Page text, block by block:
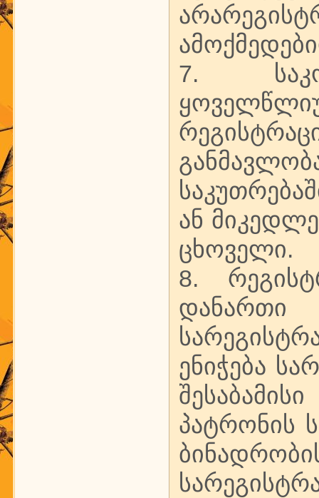
7.
ან
ცხოველი.
8.
ენიჭება
პატრონის